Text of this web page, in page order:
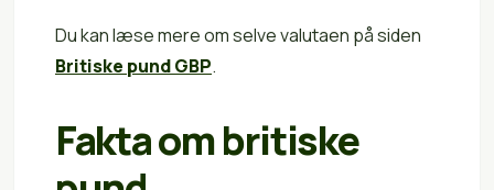
Du kan læse mere om selve valutaen på siden
Britiske pund GBP.
Fakta om britiske